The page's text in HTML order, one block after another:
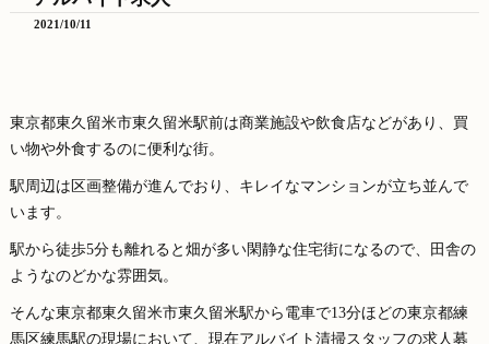
2021/10/11
東京都東久留米市東久留米駅前は商業施設や飲食店などがあり、買
い物や外食するのに便利な街。
駅周辺は区画整備が進んでおり、キレイなマンションが立ち並んで
います。
駅から徒歩5分も離れると畑が多い閑静な住宅街になるので、田舎の
ようなのどかな雰囲気。
そんな東京都東久留米市東久留米駅から電車で13分ほどの東京都練
馬区練馬駅の現場において、現在アルバイト清掃スタッフの求人募